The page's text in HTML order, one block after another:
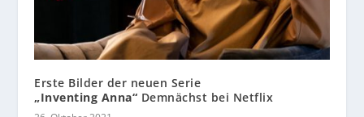
Erste Bilder der neuen Serie
„Inventing Anna“ Demnächst bei Netflix